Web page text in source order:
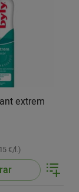
extrem
€/l.)